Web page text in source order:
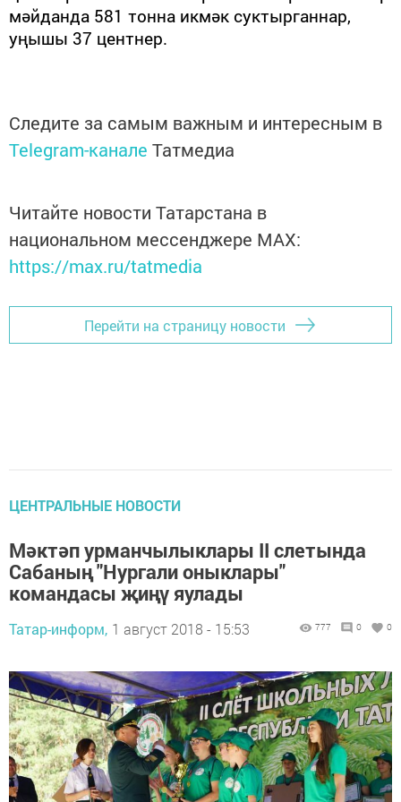
мәйданда 581 тонна икмәк суктырганнар,
уңышы 37 центнер.
Следите за самым важным и интересным в
Telegram-канале Татмедиа
Читайте новости Татарстана в
национальном мессенджере MАХ:
https://max.ru/tatmedia
Перейти на страницу новости
ЦЕНТРАЛЬНЫЕ НОВОСТИ
Мәктәп урманчылыклары II слетында
Сабаның "Нургали оныклары"
командасы җиңү яулады
Татар-информ, 1 август 2018 - 15:53 777 0 0